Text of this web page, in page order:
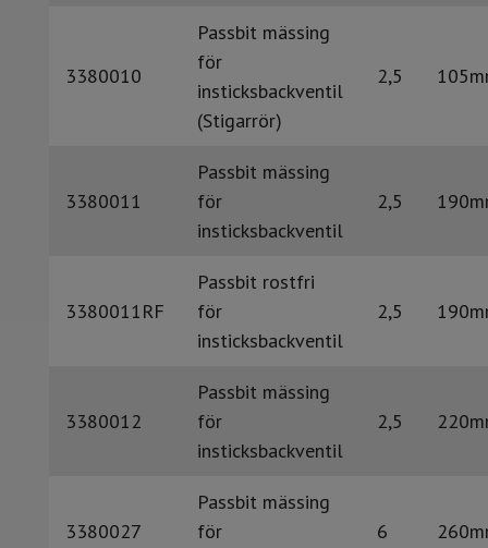
3380010
Passbit mässing
för
insticksbackventil
(Stigarrör)
2,5
3380011
Passbit mässing
för
insticksbackventil
2,5
3380011RF
Passbit rostfri
för
insticksbackventil
2,5
3380012
Passbit mässing
för
insticksbackventil
2,5
3380027
Passbit mässing
för
6